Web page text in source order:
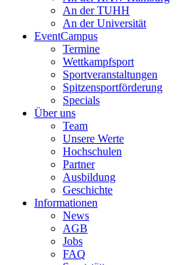
An der TUHH
An der Universität
EventCampus
Termine
Wettkampfsport
Sportveranstaltungen
Spitzensportförderung
Specials
Über uns
Team
Unsere Werte
Hochschulen
Partner
Ausbildung
Geschichte
Informationen
News
AGB
Jobs
FAQ